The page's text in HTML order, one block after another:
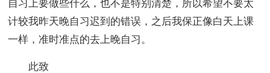
自习上要做些什么，也不是特别清楚，所以希望不要太
计较我昨天晚自习迟到的错误，之后我保正像白天上课
一样，准时准点的去上晚自习。
此致